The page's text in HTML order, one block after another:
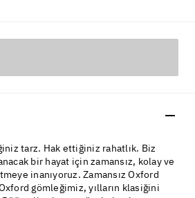
tarz. Hak ettiğiniz rahatlık. Biz
bir hayat için zamansız, kolay ve
inanıyoruz. Zamansız Oxford
gömleğimiz, yılların klasiğini